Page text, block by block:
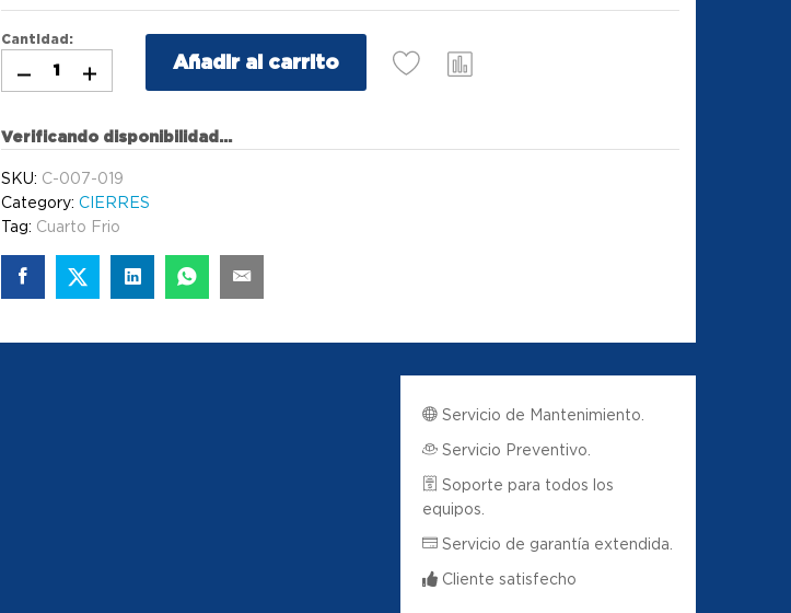
Cantidad:
Añadir al carrito
Verificando disponibilidad...
SKU: C-007-019
Category:CIERRES
Tag: Cuarto Frio
Servicio de Mantenimiento.
Servicio Preventivo.
Soporte para todos los
equipos.
Servicio de garantía extendida.
Cliente satisfecho